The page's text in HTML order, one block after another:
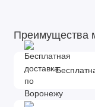
Преимущества